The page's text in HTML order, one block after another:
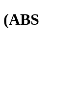
(ABS